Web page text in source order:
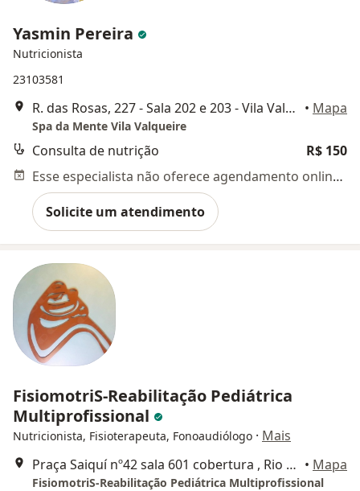
Yasmin Pereira
Nutricionista
23103581
R. das Rosas, 227 - Sala 202 e 203 - Vila Valqueire, Rio de Janeiro • Mapa
Spa da Mente Vila Valqueire
Consulta de nutrição
R$ 150
Esse especialista não oferece agendamento online para esse endereço.
Solicite um atendimento
FisiomotriS-Reabilitação Pediátrica
Multiprofissional
Nutricionista, Fisioterapeuta, Fonoaudiólogo · Mais
Praça Saiquí nº42 sala 601 cobertura , Rio de Janeiro • Mapa
FisiomotriS-Reabilitação Pediátrica Multiprofissional